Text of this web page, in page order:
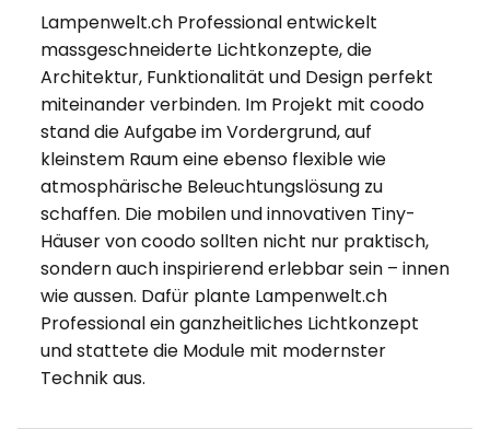
Lampenwelt.ch Professional entwickelt
massgeschneiderte Lichtkonzepte, die
Architektur, Funktionalität und Design perfekt
miteinander verbinden. Im Projekt mit coodo
stand die Aufgabe im Vordergrund, auf
kleinstem Raum eine ebenso flexible wie
atmosphärische Beleuchtungslösung zu
schaffen. Die mobilen und innovativen Tiny-
Häuser von coodo sollten nicht nur praktisch,
sondern auch inspirierend erlebbar sein – innen
wie aussen. Dafür plante Lampenwelt.ch
Professional ein ganzheitliches Lichtkonzept
und stattete die Module mit modernster
Technik aus.